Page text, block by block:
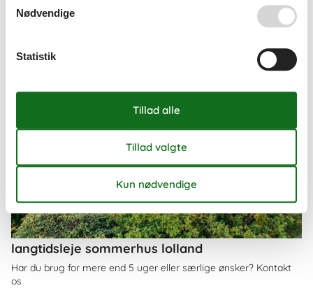
langtidsleje sommerhus lolland
Har du brug for mere end 5 uger eller særlige ønsker? Kontakt
os
Nødvendige
Statistik